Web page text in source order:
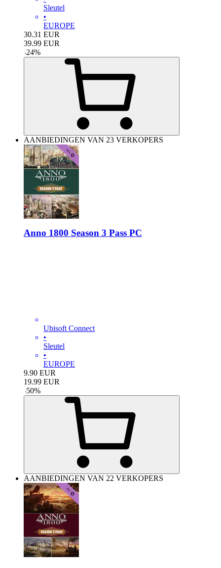
Sleutel
•
EUROPE
30.31 EUR
39.99 EUR
-24%
AANBIEDINGEN VAN 23 VERKOPERS
Anno 1800 Season 3 Pass PC
Ubisoft Connect
•
Sleutel
•
EUROPE
9.90 EUR
19.99 EUR
-50%
AANBIEDINGEN VAN 22 VERKOPERS